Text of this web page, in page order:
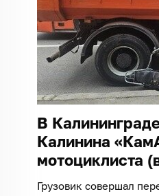
В
Калинина
мотоциклиста
Грузовик совершал